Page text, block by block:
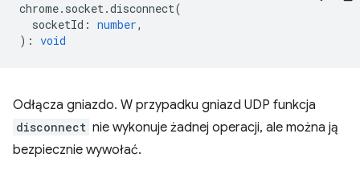
chrome. socket.disconnect(
socketId : number,
) : void
Odłącza gniazdo. W przypadku gniazd UDP funkcja
disconnect nie wykonuje żadnej operacji, ale można ją
bezpiecznie wywołać.